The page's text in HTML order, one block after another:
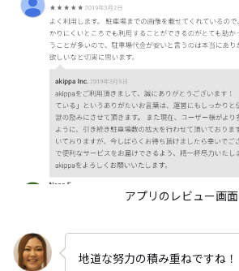
アプリのレビュー画面
地道な努力の積み重ねですね！